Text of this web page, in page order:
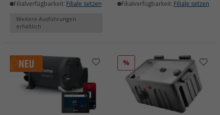
Filialverfügbarkeit: Filiale setzen
Weitere Ausführungen
erhältlich
Filialverfügbarkeit: Filiale setzen
%